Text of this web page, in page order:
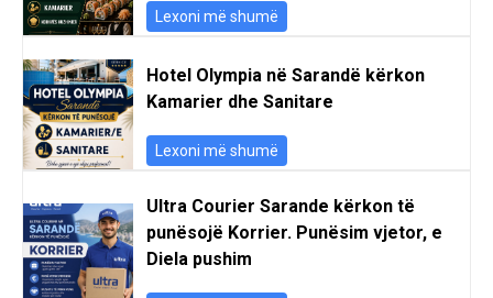
Lexoni më shumë
Hotel Olympia në Sarandë kërkon
Kamarier dhe Sanitare
Lexoni më shumë
Ultra Courier Sarande kërkon të
punësojë Korrier. Punësim vjetor, e
Diela pushim